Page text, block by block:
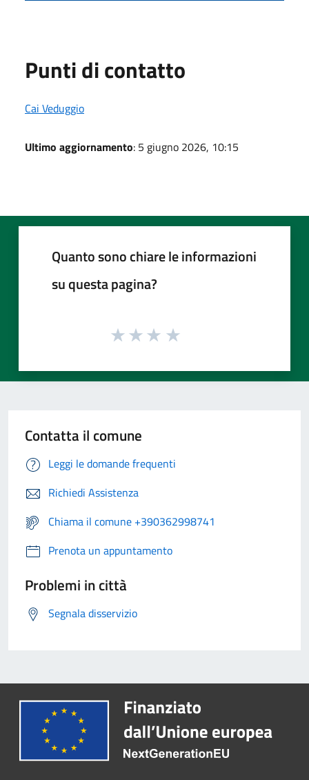
Punti di contatto
Cai Veduggio
Ultimo aggiornamento: 5 giugno 2026, 10:15
Quanto sono chiare le informazioni
su questa pagina?
Contatta il comune
Leggi le domande frequenti
Richiedi Assistenza
Chiama il comune +390362998741
Prenota un appuntamento
Problemi in città
Segnala disservizio